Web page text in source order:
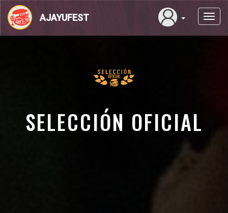
Pasar
contenido
principal
AJAYUFEST
SELECCIÓN OFICIAL